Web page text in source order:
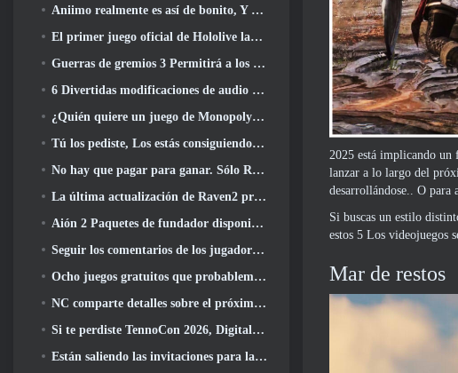
2025 está implicando un
lanzar a lo largo del
desarrollándose.. O para
Si buscas un estilo
estos 5 Los videojuegos
Mar de restos
Aniimo realmente es así de bonito, Y bastante relajado
El primer juego oficial de Hololive lanzado esta semana
Guerras de gremios 3 Permitirá a los jugadores experimentar el mundo de Tyria antes de que los dragones ancianos despertaran
6 Divertidas modificaciones de audio que debes probar para Marvel Rivals
¿Quién quiere un juego de Monopoly RuneScape?? Porque uno está en camino
Tú los pediste, Los estás consiguiendo. Los dragones están llegando a Albion Online
No hay que pagar para ganar. Sólo Ragnarök. Origin Classic se lanza en julio 23
La última actualización de Raven2 presenta el sistema de despertar de habilidades, Brindar a los jugadores más formas de mejorar sus habilidades
Aión 2 Paquetes de fundador disponibles para su compra, Completo con cinco días de acceso anticipado
Seguir los comentarios de los jugadores, Los jugadores de League Of Legends Classic no tendrán que pagar por máscaras clásicas
Ocho juegos gratuitos que probablemente pasaste por alto y que forman parte del Train Fest de Steam
NC comparte detalles sobre el próximo acceso anticipado de Aion 2
Si te perdiste TennoCon 2026, Digital Extremes comparte todos los paneles
Están saliendo las invitaciones para la prueba de “dicotomía” de Silver Palace